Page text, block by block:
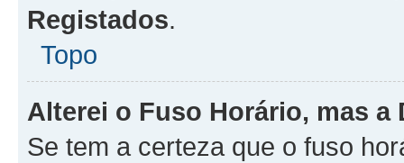
Registados.
Topo
Alterei o Fuso Horário, mas a
Se tem a certeza que o fuso